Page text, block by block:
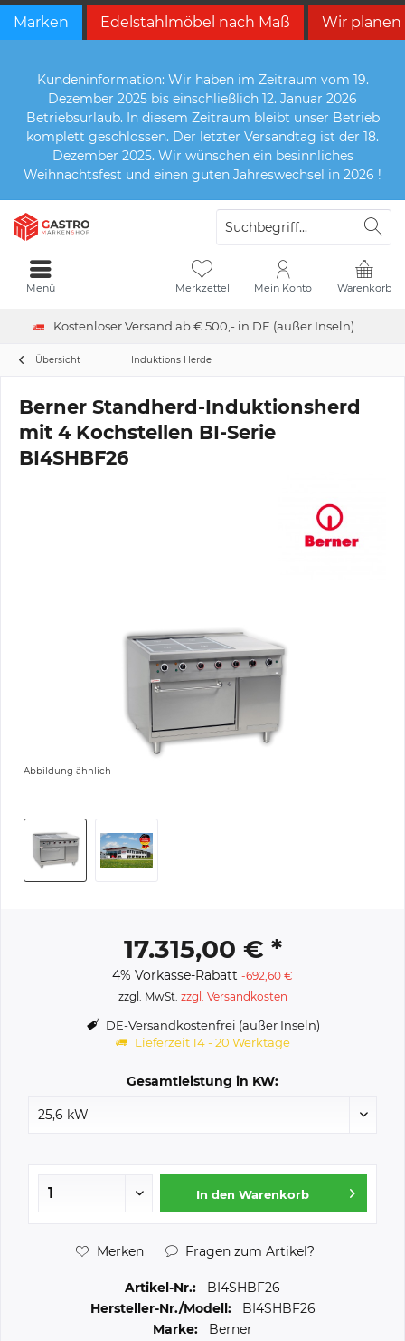
Marken Edelstahlmöbel nach Maß Wir planen
Kundeninformation: Wir haben im Zeitraum vom 19.
Dezember 2025 bis einschließlich 12. Januar 2026
Betriebsurlaub. In diesem Zeitraum bleibt unser Betrieb
komplett geschlossen. Der letzter Versandtag ist der 18.
Dezember 2025. Wir wünschen ein besinnliches
Weihnachtsfest und einen guten Jahreswechsel in 2026 !
Kostenloser Versand ab € 500,- in DE (außer Inseln)
Warenkorb
Merkzettel Mein Konto
Menü
Übersicht Induktions Herde
Berner Standherd-Induktionsherd
mit 4 Kochstellen BI-Serie
BI4SHBF26
Abbildung ähnlich
17.315,00 € *
4% Vorkasse-Rabatt -692,60 €
zzgl. MwSt. zzgl. Versandkosten
DE-Versandkostenfrei (außer Inseln)
Lieferzeit 14 - 20 Werktage
Gesamtleistung in KW:
In den Warenkorb
Merken Fragen zum Artikel?
Artikel-Nr.:
BI4SHBF26
Hersteller-Nr./Modell:
BI4SHBF26
Marke:
Berner